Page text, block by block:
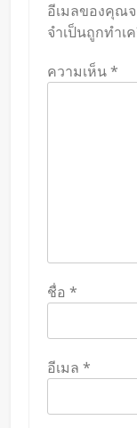
อีเมลของคุณ
จำเป็นถูกทำเ
ความเห็น*
ชื่อ *
อีเมล *